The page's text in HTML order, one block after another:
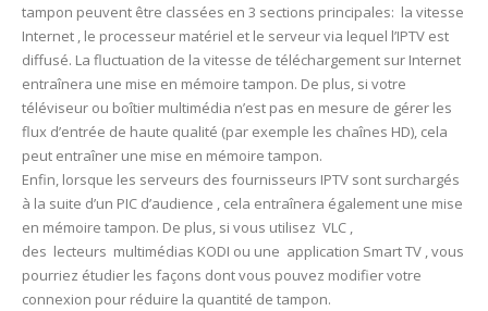
tampon peuvent être classées en 3 sections principales: la vitesse
Internet , le processeur matériel et le serveur via lequel l’IPTV est
diffusé. La fluctuation de la vitesse de téléchargement sur Internet
entraînera une mise en mémoire tampon. De plus, si votre
téléviseur ou boîtier multimédia n’est pas en mesure de gérer les
flux d’entrée de haute qualité (par exemple les chaînes HD), cela
peut entraîner une mise en mémoire tampon.
Enfin, lorsque les serveurs des fournisseurs IPTV sont surchargés
à la suite d’un PIC d’audience , cela entraînera également une mise
en mémoire tampon. De plus, si vous utilisez VLC ,
des lecteurs multimédias KODI ou une application Smart TV , vous
pourriez étudier les façons dont vous pouvez modifier votre
connexion pour réduire la quantité de tampon.